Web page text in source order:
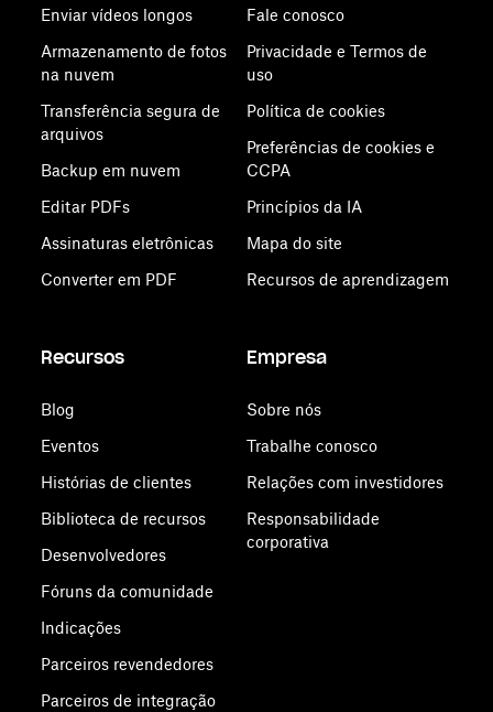
Enviar vídeos longos
Armazenamento de fotos
na nuvem
Transferência segura de
arquivos
Backup em nuvem
Editar PDFs
Assinaturas eletrônicas
Converter em PDF
Fale conosco
Privacidade e Termos de
uso
Política de cookies
Preferências de cookies e
CCPA
Princípios da IA
Mapa do site
Recursos de aprendizagem
Recursos
Blog
Eventos
Histórias de clientes
Biblioteca de recursos
Desenvolvedores
Fóruns da comunidade
Indicações
Parceiros revendedores
Parceiros de integração
Empresa
Sobre nós
Trabalhe conosco
Relações com investidores
Responsabilidade
corporativa